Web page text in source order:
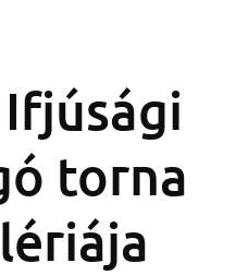
torna